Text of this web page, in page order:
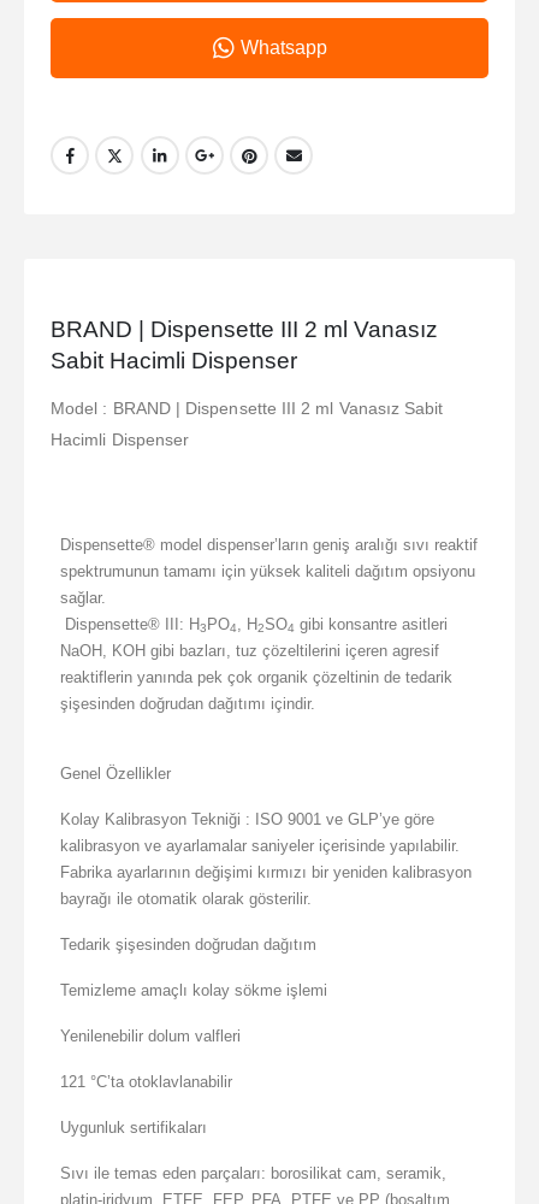
Whatsapp
BRAND | Dispensette III 2 ml Vanasız
Sabit Hacimli Dispenser
Model : BRAND | Dispensette III 2 ml Vanasız Sabit
Hacimli Dispenser
Dispensette® model dispenser’ların geniş aralığı sıvı reaktif
spektrumunun tamamı için yüksek kaliteli dağıtım opsiyonu
sağlar.
Dispensette® III: H3 PO4, H2SO4 gibi konsantre asitleri
NaOH, KOH gibi bazları, tuz çözeltilerini içeren agresif
reaktiflerin yanında pek çok organik çözeltinin de tedarik
şişesinden doğrudan dağıtımı içindir.
Genel Özellikler
Kolay Kalibrasyon Tekniği : ISO 9001 ve GLP’ye göre
kalibrasyon ve ayarlamalar saniyeler içerisinde yapılabilir.
Fabrika ayarlarının değişimi kırmızı bir yeniden kalibrasyon
bayrağı ile otomatik olarak gösterilir.
Tedarik şişesinden doğrudan dağıtım
Temizleme amaçlı kolay sökme işlemi
Yenilenebilir dolum valfleri
121 °C’ta otoklavlanabilir
Uygunluk sertifikaları
Sıvı ile temas eden parçaları: borosilikat cam, seramik,
platin-iridyum, ETFE, FEP, PFA, PTFE ve PP (boşaltım